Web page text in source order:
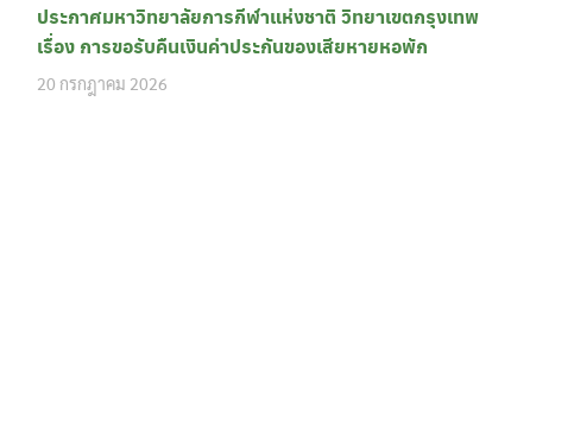
ประกาศมหาวิทยาลัยการกีฬาแห่งชาติ วิทยาเขตกรุงเทพ
เรื่อง การขอรับคืนเงินค่าประกันของเสียหายหอพัก
20 กรกฎาคม 2026